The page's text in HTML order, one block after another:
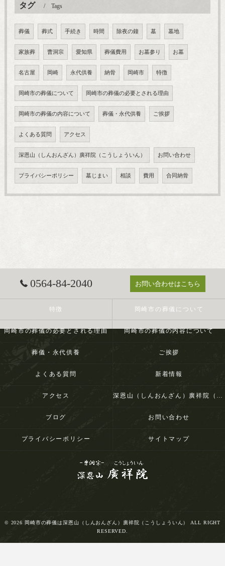
タグ Tags
葬儀 葬式 手続き 時間 除夜の鐘 墓 墓地
家族葬 曹洞宗 愛知県 葬儀費用 お墓参り お墓
名古屋 岡崎 永代供養 納骨 岡崎市 特徴
岡崎市の葬儀について 岡崎市の葬儀の必要とされる理由
岡崎市の葬儀の内容について 葬儀・永代供養 ご挨拶
よくある質問 アクセス
深恩山（しんおんざん）廣祥院（こうしょういん） お問い合わせ
プライバシーポリシー 墓じまい 相談 費用 合同納骨
0564-84-2040 お問い合わせはこちら
特徴 岡崎市の葬儀について
岡崎市の葬儀の必要とされる理由 岡崎市の葬儀の内容について
葬儀・永代供養 ご挨拶
よくある質問 新着情報
アクセス 深恩山（しんおんざん）廣祥院（こうしょういん）
ブログ お問い合わせ
プライバシーポリシー サイトマップ
© 2026 岡崎市の葬儀は深恩山（しんおんざん）廣祥院（こうしょういん） ALL RIGHT
RESERVED.